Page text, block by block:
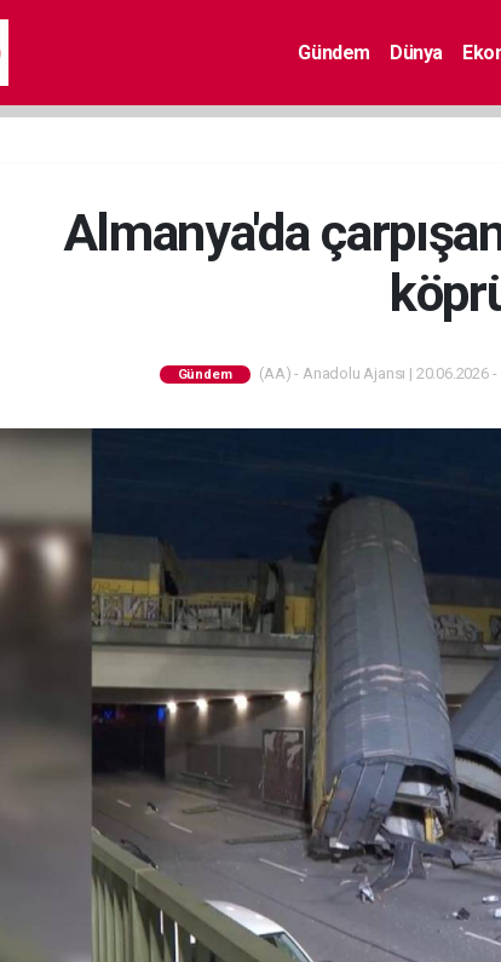
Gündem Dünya
Almanya'da
Gündem (AA) - Anadolu Ajansı | 20.06.2026